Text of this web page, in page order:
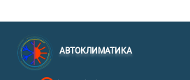
АВТОКЛИМАТИКА